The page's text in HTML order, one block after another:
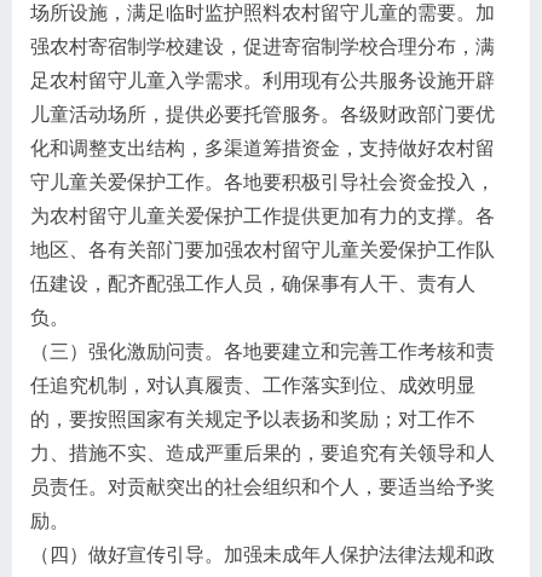
场所设施，满足临时监护照料农村留守儿童的需要。加
强农村寄宿制学校建设，促进寄宿制学校合理分布，满
足农村留守儿童入学需求。利用现有公共服务设施开辟
儿童活动场所，提供必要托管服务。各级财政部门要优
化和调整支出结构，多渠道筹措资金，支持做好农村留
守儿童关爱保护工作。各地要积极引导社会资金投入，
为农村留守儿童关爱保护工作提供更加有力的支撑。各
地区、各有关部门要加强农村留守儿童关爱保护工作队
伍建设，配齐配强工作人员，确保事有人干、责有人
负。
（三）强化激励问责。各地要建立和完善工作考核和责
任追究机制，对认真履责、工作落实到位、成效明显
的，要按照国家有关规定予以表扬和奖励；对工作不
力、措施不实、造成严重后果的，要追究有关领导和人
员责任。对贡献突出的社会组织和个人，要适当给予奖
励。
（四）做好宣传引导。加强未成年人保护法律法规和政